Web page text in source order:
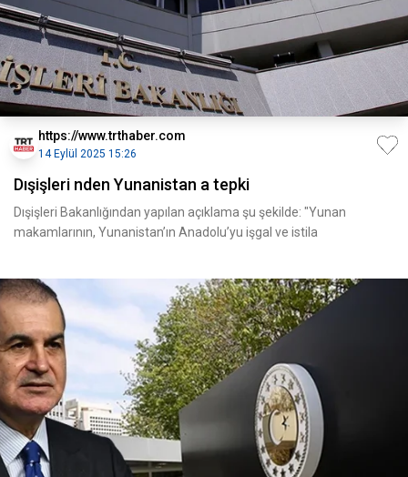
https://www.trthaber.com
14 Eylül 2025 15:26
Dışişleri nden Yunanistan a tepki
Dışişleri Bakanlığından yapılan açıklama şu şekilde: "Yunan
makamlarının, Yunanistan’ın Anadolu’yu işgal ve istila